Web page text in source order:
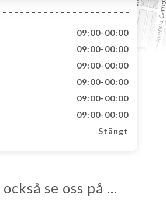
09:00-00:00
09:00-00:00
09:00-00:00
09:00-00:00
09:00-00:00
09:00-00:00
Stängt
se oss på …